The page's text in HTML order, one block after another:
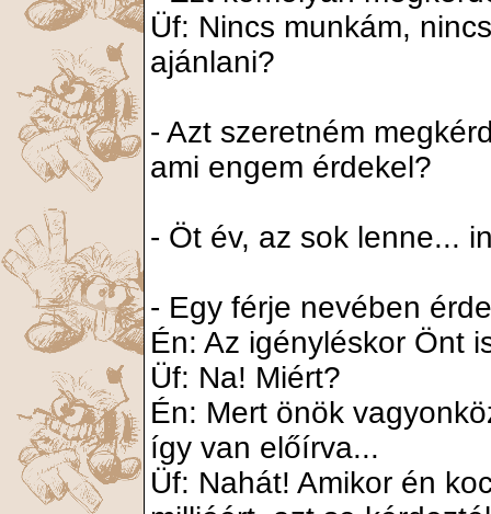
Üf: Nincs munkám,
ajánlani?
- Azt szeretném
ami engem érdekel?
- Öt év, az sok lenne...
- Egy férje nevében
Én: Az igényléskor Önt
Üf: Na! Miért?
Én: Mert önök
így van előírva...
Üf: Nahát! Amikor én